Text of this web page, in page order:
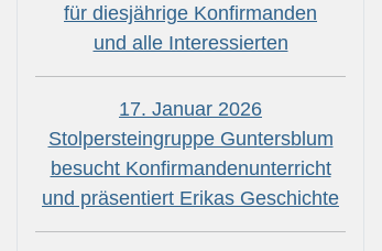
für diesjährige Konfirmanden
und alle Interessierten
17. Januar 2026
Stolpersteingruppe Guntersblum
besucht Konfirmandenunterricht
und präsentiert Erikas Geschichte